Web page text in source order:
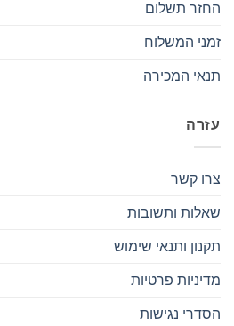
החזר תשלום
זמני המשלוח
תנאי המכירה
עזרה
צרו קשר
שאלות ותשובות
תקנון ותנאי שימוש
מדיניות פרטיות
הסדרי נגישות